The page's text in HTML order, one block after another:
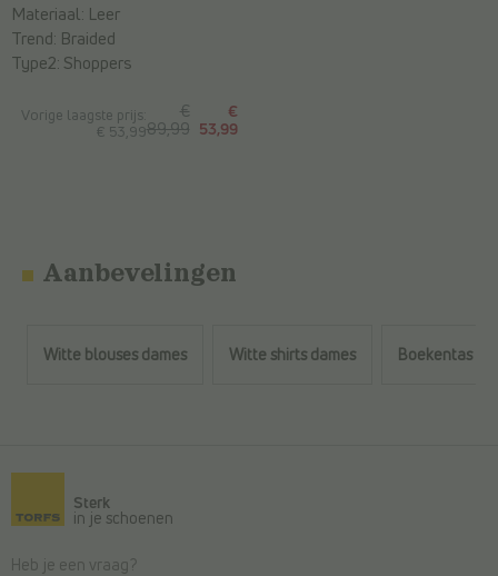
Vorige laagste prijs:
€ 53,99
€
89,99
€
53,99
Materiaal: Leer
Trend: Braided
Type2: Shoppers
Aanbevelingen
Witte blouses dames Witte shirts dames Boekentas
Sterk
in je schoenen
Heb je een vraag?